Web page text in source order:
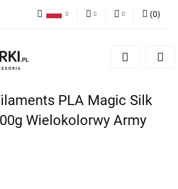
English
Zarejestruj się
(0)
PLA Magic Silk
Wielokolorwy Army